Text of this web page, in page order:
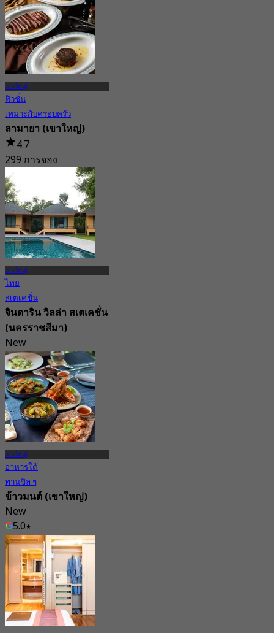
เขาใหญ่
ฟิวชั่น
เหมาะกับครอบครัว
ลามายา (เขาใหญ่)
4.7
299 การจอง
จาก
เขาใหญ่
ไทย
สเตเคชั่น
จินดาริน วิลล่า สเตเคชั่น
(นครราชสีมา)
New
จาก฿ 822.5
เขาใหญ่
อาหารใต้
ทานชิล ๆ
ข้าวมนต์ (เขาใหญ่)
New
5.0
จาก฿ 575